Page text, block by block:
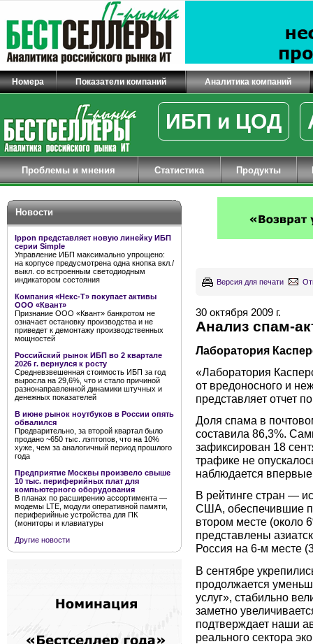
Номера Показатели компаний Аналитика компаний
ИБП и ЦОД
Проблемы и мнения Статистика Продукты
Новости
Ippon представляет новую линейку ИБП
серии Simple
Управление ИБП максимально упрощено:
на корпусе предусмотрена одна кнопка вкл./
выкл. со встроенным светодиодным
индикатором состояния
Компания «Некс-Т» покупает активы
ООО «Квант»
Признание ООО «Квант» банкротом не
означает остановку производства и не
приведет к демонтажу производственных
мощностей
Российский рынок ИБП во 2 квартале
2026 г. вернулся к росту
Средневзвешенная стоимость ИБП за год
выросла на 29,6%, что и стало причиной
разнонаправленной динамики штучных и
денежных показателей
В июне рынок ноутбуков в России опять
обвалился
Предварительно, за второй квартал было
продано ~650 тыс. лэптопов, что на 10%
хуже, чем за аналогичный период прошлого
года
Предприятие Москвы произвело свыше
10 тыс. периферийных плат для
компьютерного оборудования
В планах по расширению ассортимента —
модемы LTE, модули оперативной памяти,
периферийные устройства для ПК
(мониторы и клавиатуры
Другие новости
Версия для печати
30 октября 2009 г.
Анализ спам-
Лаборатория
«Лаборатория
от вредоносного и
представляет отчет
Доля спама в
составила 86,3%.
зафиксирован 18
трафике не
наблюдается
В рейтинге стран —
США, обеспечившие
втором месте (около
представлены
Россия на 6-м месте
В сентябре
продолжается
услуг», стабильно
заметно
подтверждает наши
реального сектора